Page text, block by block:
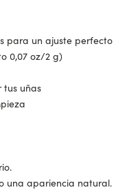
para un ajuste perfecto
0,07 oz/2 g)
uñas
una apariencia natural.